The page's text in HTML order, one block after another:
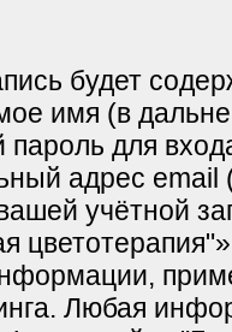
будет
имя (в
пароль для
адрес
учётной
Любая